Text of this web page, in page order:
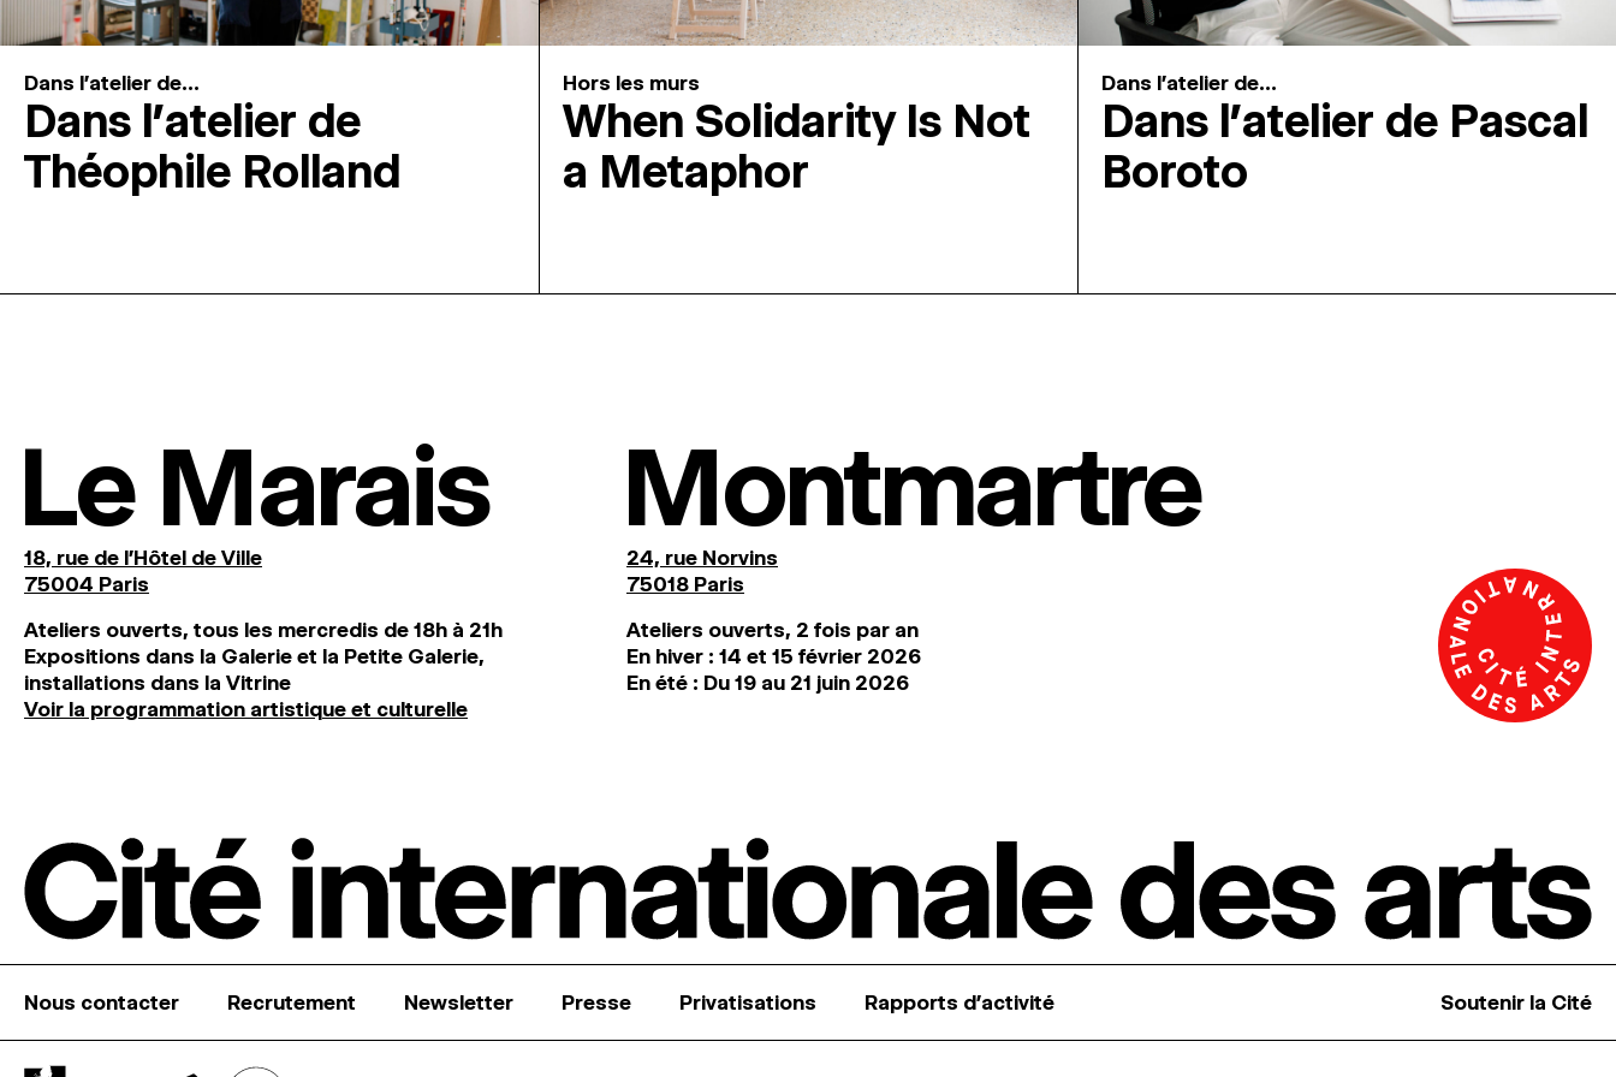
Dans l'atelier de...
Dans l’atelier de
Théophile Rolland
Hors les murs
When Solidarity Is Not
a Metaphor
Dans l'atelier de...
Dans l’atelier de Pascal
Boroto
Le Marais
18, rue de l'Hôtel de Ville
75004 Paris
Ateliers ouverts, tous les mercredis de 18h à 21h
Expositions dans la Galerie et la Petite Galerie,
installations dans la Vitrine
Voir la programmation artistique et culturelle
Montmartre
24, rue Norvins
75018 Paris
Ateliers ouverts, 2 fois par an
En hiver : 14 et 15 février 2026
En été : Du 19 au 21 juin 2026
Nous contacter Recrutement Newsletter Presse Privatisations Rapports d’activité Soutenir la Cité